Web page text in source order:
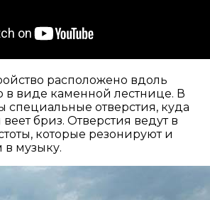
расположено вдоль
в виде каменной лестнице. В
специальные отверстия, куда
бриз. Отверстия ведут в
которые резонируют и
музыку.